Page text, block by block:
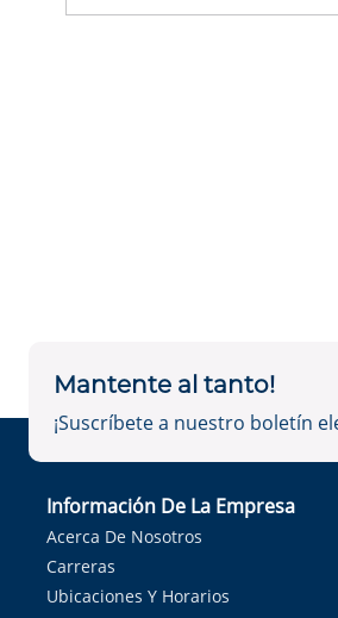
Mantente al tanto!
¡Suscríbete a nuestro boletín
Información De La Empresa
Acerca De Nosotros
Carreras
Ubicaciones Y Horarios